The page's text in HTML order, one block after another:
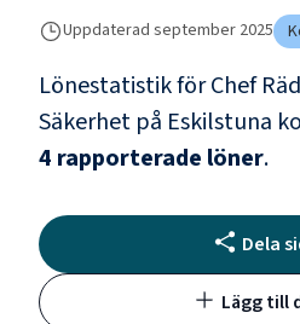
Uppdaterad september 2025
Lönestatistik förChef
Säkerhet på Eskilstuna
4 rapporterade löner.
Dela
Lägg till